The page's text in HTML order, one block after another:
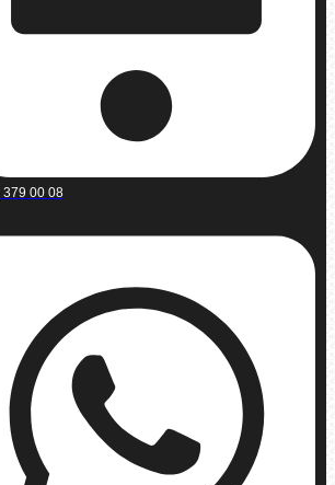
379 00 08